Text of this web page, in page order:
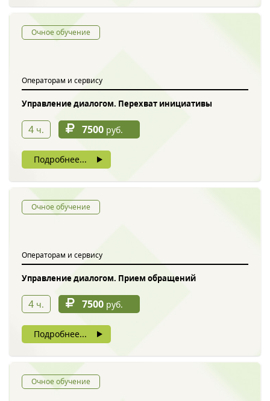
Очное обучение
Операторам и сервису
Управление диалогом. Перехват инициативы
4 ч. 7500 руб.
Подробнее...
Очное обучение
Операторам и сервису
Управление диалогом. Прием обращений
4 ч. 7500 руб.
Подробнее...
Очное обучение